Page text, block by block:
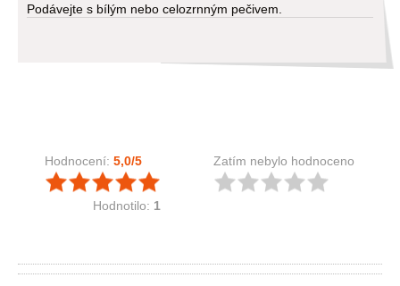
Podávejte s bílým nebo celozrnným pečivem.
Hodnocení: 5,0/5
Hodnotilo: 1
Zatím nebylo hodnoceno